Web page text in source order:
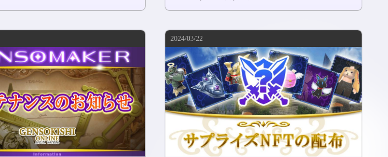
2024/03/22